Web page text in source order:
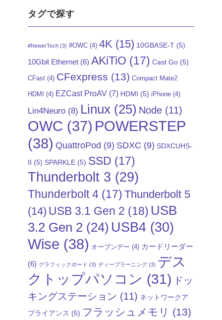
タグで探す
#NewerTech (3) #OWC (4) 4K (15) 10GBASE-T (5)
10Gbit Ethernet (6) AKiTiO (17) Cast Go (5)
CFast (4) CFexpress (13) Compact Mate2
HDMI (4) EZCast ProAV (7) HDMI (5) iPhone (4)
Lin4Neuro (8) Linux (25) Node (11)
OWC (37) POWERSTEP
(38) QuattroPod (9) SDXC (9) SDXCUHS-
II (5) SPARKLE (5) SSD (17)
Thunderbolt 3 (29)
Thunderbolt 4 (17) Thunderbolt 5
(14) USB 3.1 Gen 2 (18) USB
3.2 Gen 2 (24) USB4 (30)
Wise (38) オープンデー (4) カードリーダー
(6) グラフィックボード (3) ディープラーニング (3) デス
クトップパソコン (31) ドッ
キングステーション (11) ネットワークア
プライアンス (5) フラッシュメモリ (13)